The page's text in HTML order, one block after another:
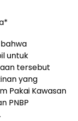
untuk
tersebut
yang
Pakai Kawasan
PNBP